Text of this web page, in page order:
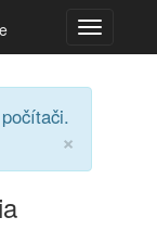
Toggle
×